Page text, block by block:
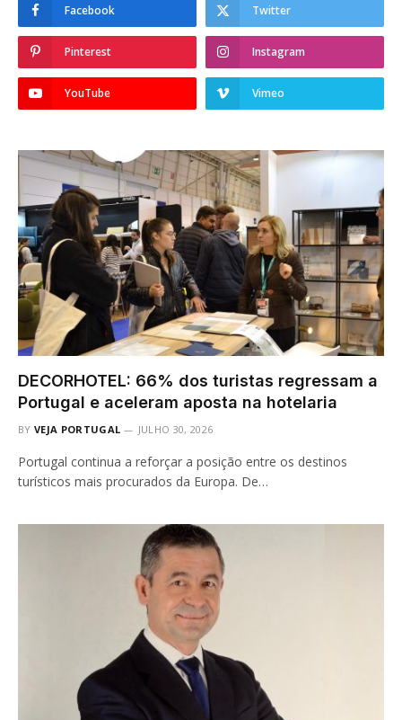
Facebook Twitter
Pinterest Instagram
YouTube Vimeo
DECORHOTEL: 66% dos turistas regressam a
Portugal e aceleram aposta na hotelaria
BY VEJA PORTUGAL JULHO 30, 2026
Portugal continua a reforçar a posição entre os destinos
turísticos mais procurados da Europa. De…